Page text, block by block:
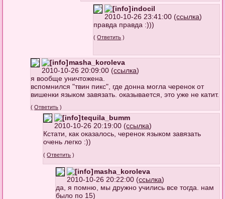
indocil
2010-10-26 23:41:00 (ссылка)
правда правда :)))
(Ответить )
masha_koroleva
2010-10-26 20:09:00 (ссылка)
я вообще уничтожена.
вспомнился "твин пикс", где донна могла черенок от
вишенки языком завязать. оказывается, это уже не катит.
(Ответить )
tequila_bumm
2010-10-26 20:19:00 (ссылка)
Кстати, как оказалось, черенок языком завязать
очень легко :))
(Ответить )
masha_koroleva
2010-10-26 20:22:00 (ссылка)
да, я помню, мы дружно учились все тогда. нам
было по 15)